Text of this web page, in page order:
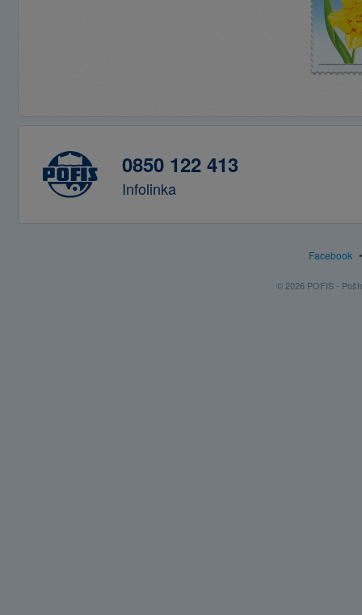
0850 122 413
Infolinka
Facebook
© 2026 POFIS -